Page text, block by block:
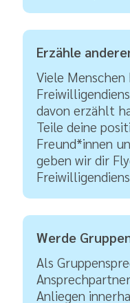
Erzähle
Viele
davon erzählt
Teile deine
Freund*innen
geben wir dir
Werde
Als
Anliegen